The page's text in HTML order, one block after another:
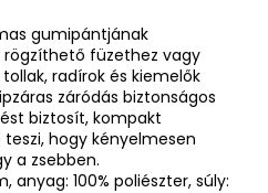
gumipántjának
füzethez vagy
radírok és kiemelők
záródás biztonságos
biztosít, kompakt
hogy kényelmesen
a zsebben.
anyag: 100% poliészter, súly: